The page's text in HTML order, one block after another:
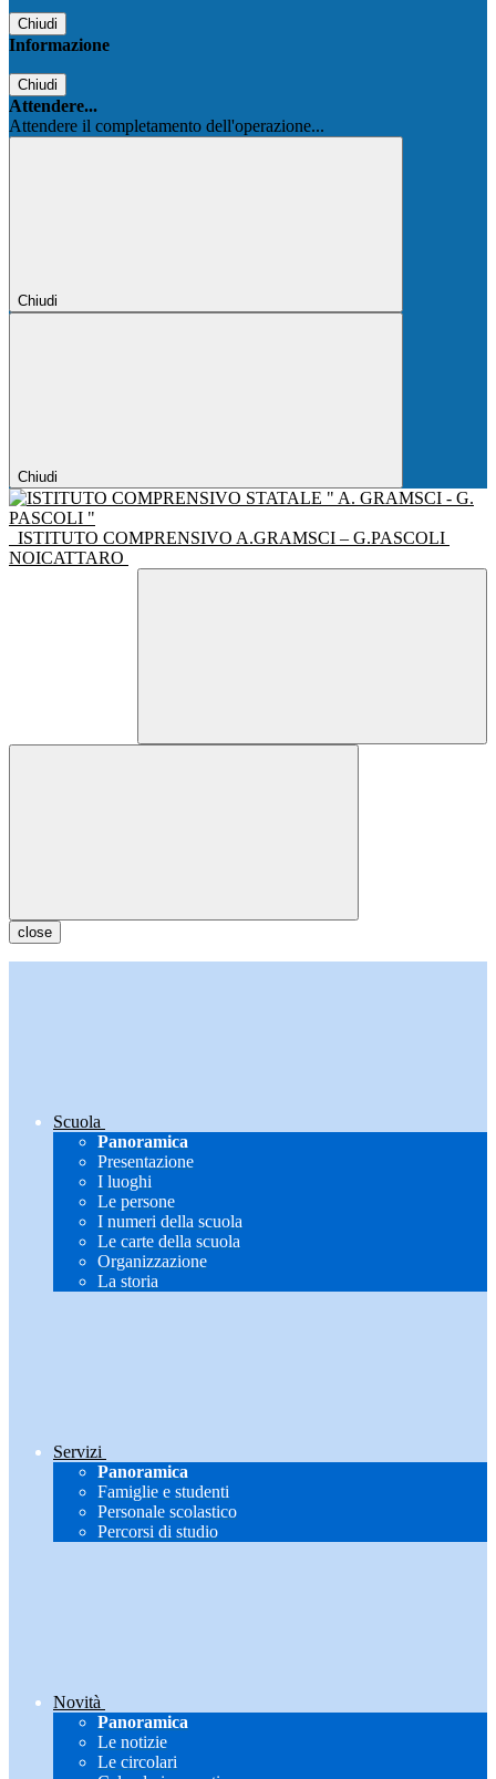
Chiudi
Informazione
Chiudi
Attendere...
Attendere il completamento dell'operazione...
Chiudi
Chiudi
ISTITUTO COMPRENSIVO A.GRAMSCI – G.PASCOLI
NOICATTARO
close
Scuola
Panoramica
Presentazione
I luoghi
Le persone
I numeri della scuola
Le carte della scuola
Organizzazione
La storia
Servizi
Panoramica
Famiglie e studenti
Personale scolastico
Percorsi di studio
Novità
Panoramica
Le notizie
Le circolari